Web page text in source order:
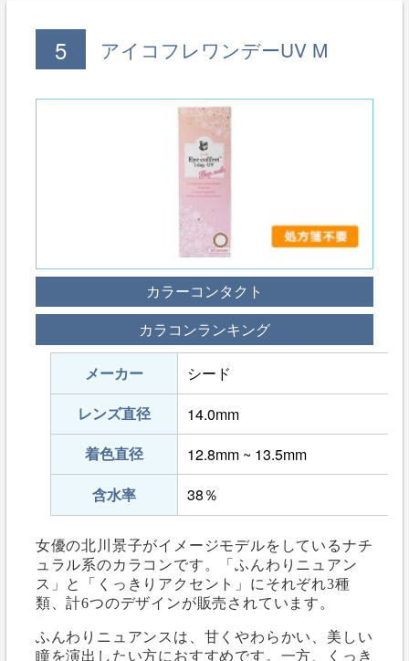
5 アイコフレワンデーUV M
カラーコンタクト
カラコンランキング
メーカー
シード
レンズ直径
14.0mm
着色直径
12.8mm ~ 13.5mm
含水率
38％
女優の北川景子がイメージモデルをしているナチ
ュラル系のカラコンです。「ふんわりニュアン
ス」と「くっきりアクセント」にそれぞれ3種
類、計6つのデザインが販売されています。
ふんわりニュアンスは、甘くやわらかい、美しい
瞳を演出したい方におすすめです。一方、くっき